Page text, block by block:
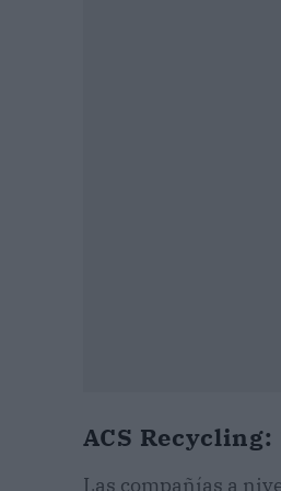
ACS
Las compañías a